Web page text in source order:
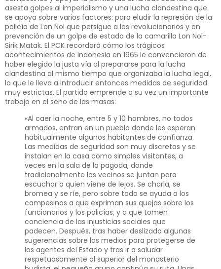
asesta golpes al imperialismo y una lucha clandestina que
se apoya sobre varios factores: para eludir la represión de la
policía de Lon Nol que persigue a los revolucionarios y en
prevención de un golpe de estado de la camarilla Lon Nol-
Sirik Matak. El PCK recordará cómo los trágicos
acontecimientos de Indonesia en 1965 le convencieron de
haber elegido la justa vía al prepararse para la lucha
clandestina al mismo tiempo que organizaba la lucha legal,
lo que le lleva a introducir entonces medidas de seguridad
muy estrictas. El partido emprende a su vez un importante
trabajo en el seno de las masas:
«Al caer la noche, entre 5 y 10 hombres, no todos
armados, entran en un pueblo donde les esperan
habitualmente algunos habitantes de confianza.
Las medidas de seguridad son muy discretas y se
instalan en la casa como simples visitantes, a
veces en la sala de la pagoda, donde
tradicionalmente los vecinos se juntan para
escuchar a quien viene de lejos. Se charla, se
bromea y se ríe, pero sobre todo se ayuda a los
campesinos a que expriman sus quejas sobre los
funcionarios y los policías, y a que tomen
conciencia de las injusticias sociales que
padecen. Después, tras haber deslizado algunas
sugerencias sobre los medios para protegerse de
los agentes del Estado y tras ir a saludar
respetuosamente al superior del monasterio